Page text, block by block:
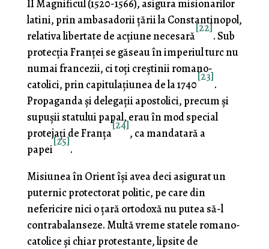
II Magnificul (1520-1566), asigura misionarilor
latini, prin ambasadorii țării la Constantinopol,
relativa libertate de acţiune necesară
[22]
. Sub
protecţia Franţei se găseau în imperiul turc nu
numai francezii, ci toţi creştinii romano-
catolici, prin capitulațiunea de la 1740
[23]
.
Propaganda şi delegaţii apo­stolici, precum şi
supuşii statului papal, erau în mod spe­cial
protejaţi de Franţa
[24]
, ca mandatară a
papei
[25]
.
Misiunea în Orient îşi avea deci asigurat un
puternic protectorat politic, pe care din
nefericire nici o țară orto­doxă nu putea să-l
contrabalanseze. Multă vreme statele romano-
catolice şi chiar protestante, lipsite de